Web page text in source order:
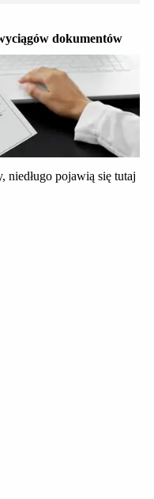
dokumentów
niedługo pojawią się tutaj